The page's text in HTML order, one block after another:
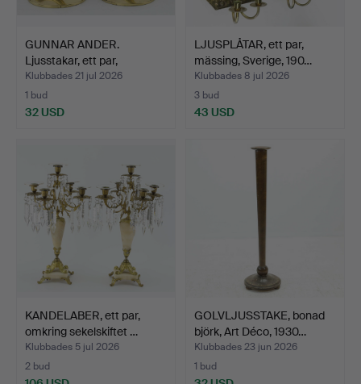
GUNNAR ANDER.
Ljusstakar, ett par,
mässing…
Klubbades 21 jul 2026
1 bud
32 USD
LJUSPLÅTAR, ett par,
mässing, Sverige, 190…
Klubbades 8 jul 2026
3 bud
43 USD
KANDELABER, ett par,
omkring sekelskiftet …
Klubbades 5 jul 2026
2 bud
GOLVLJUSSTAKE, bonad
björk, Art Déco, 1930…
Klubbades 23 jun 2026
1 bud